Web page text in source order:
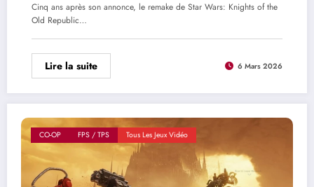
Cinq ans après son annonce, le remake de Star Wars: Knights of the
Old Republic…
Lire la suite 6 Mars 2026
CO-OP FPS / TPS Tous Les Jeux Vidéo